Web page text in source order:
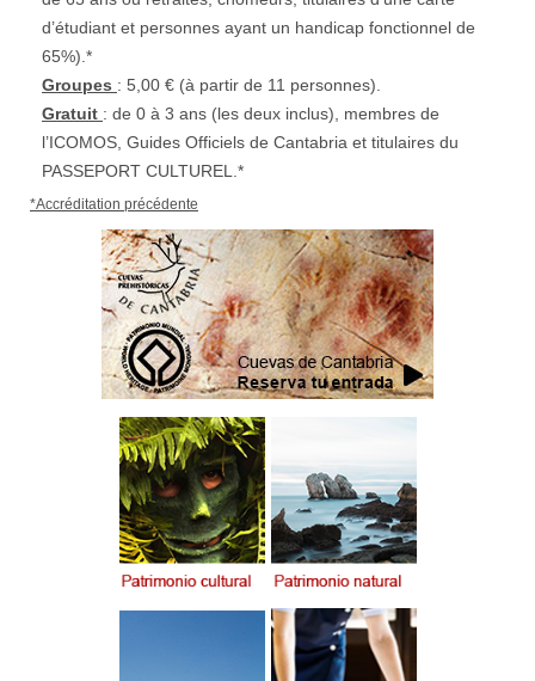
d’étudiant et personnes ayant un handicap fonctionnel de
65%).*
Groupes : 5,00 € (à partir de 11 personnes).
Gratuit : de 0 à 3 ans (les deux inclus), membres de
l’ICOMOS, Guides Officiels de Cantabria et titulaires du
PASSEPORT CULTUREL.*
*Accréditation précédente